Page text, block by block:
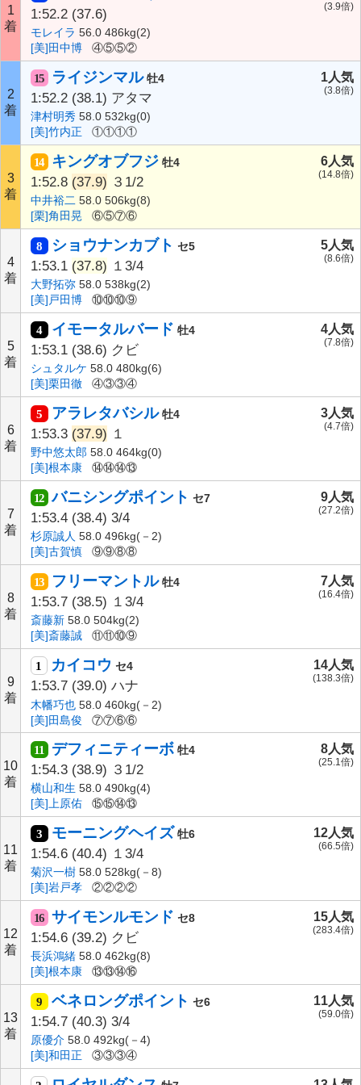
1
着
1:52.2 (37.6)
モレイラ 56.0 486kg(2)
[美]田中博
④⑤⑤②
(3.9倍)
2
着
15 ライジンマル 牡4
1:52.2 (38.1) アタマ
津村明秀 58.0 532kg(0)
[美]竹内正
①①①①
1人気
(3.8倍)
3
着
14 キングオブフジ 牡4
1:52.8 (37.9) ３1/2
中井裕二 58.0 506kg(8)
[栗]角田晃
⑥⑤⑦⑥
6人気
(14.8倍)
4
着
8 ショウナンカブト セ5
1:53.1 (37.8) １3/4
大野拓弥 58.0 538kg(2)
[美]戸田博
⑩⑩⑩⑨
5人気
(8.6倍)
5
着
4 イモータルバード 牡4
1:53.1 (38.6) クビ
シュタルケ 58.0 480kg(6)
[美]栗田徹
④③③④
4人気
(7.8倍)
6
着
5 アラレタバシル 牡4
1:53.3 (37.9) １
野中悠太郎 58.0 464kg(0)
[美]根本康
⑭⑭⑭⑬
3人気
(4.7倍)
7
着
12 バニシングポイント セ7
1:53.4 (38.4) 3/4
杉原誠人 58.0 496kg(－2)
[美]古賀慎
⑨⑨⑧⑧
9人気
(27.2倍)
8
着
13 フリーマントル 牡4
1:53.7 (38.5) １3/4
斎藤新 58.0 504kg(2)
[美]斎藤誠
⑪⑪⑩⑨
7人気
(16.4倍)
9
着
1 カイコウ セ4
1:53.7 (39.0) ハナ
木幡巧也 58.0 460kg(－2)
[美]田島俊
⑦⑦⑥⑥
14人気
(138.3倍)
10
着
11 デフィニティーボ 牡4
1:54.3 (38.9) ３1/2
横山和生 58.0 490kg(4)
[美]上原佑
⑮⑮⑭⑬
8人気
(25.1倍)
11
着
3 モーニングヘイズ 牡6
1:54.6 (40.4) １3/4
菊沢一樹 58.0 528kg(－8)
[美]岩戸孝
②②②②
12人気
(66.5倍)
12
着
16 サイモンルモンド セ8
1:54.6 (39.2) クビ
長浜鴻緒 58.0 462kg(8)
[美]根本康
⑬⑬⑭⑯
15人気
(283.4倍)
13
着
9 ベネロングポイント セ6
1:54.7 (40.3) 3/4
原優介 58.0 492kg(－4)
[美]和田正
③③③④
11人気
(59.0倍)